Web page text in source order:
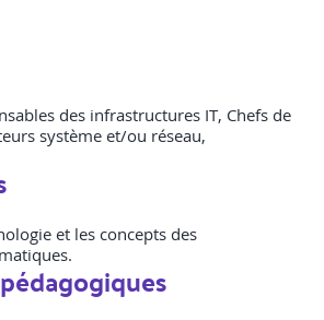
des infrastructures IT, Chefs de
système et/ou réseau,
et les concepts des